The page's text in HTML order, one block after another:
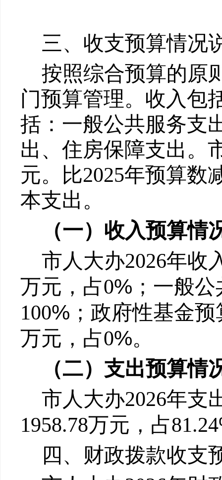
三、收支预算情况
按照综合预算的原
门预算管理。收入包
括：一般公共服务支
出 、 住房保障支出。
元。比2025年预算数
本支出。
（一）收入预算情
市人大办2026年收
万元，占0% ；一般
100% ；政府性基金
万元，占0%。
（二）支出预算情
市人大办2026年支
1958.78万元，占81.24
四、财政拨款收支